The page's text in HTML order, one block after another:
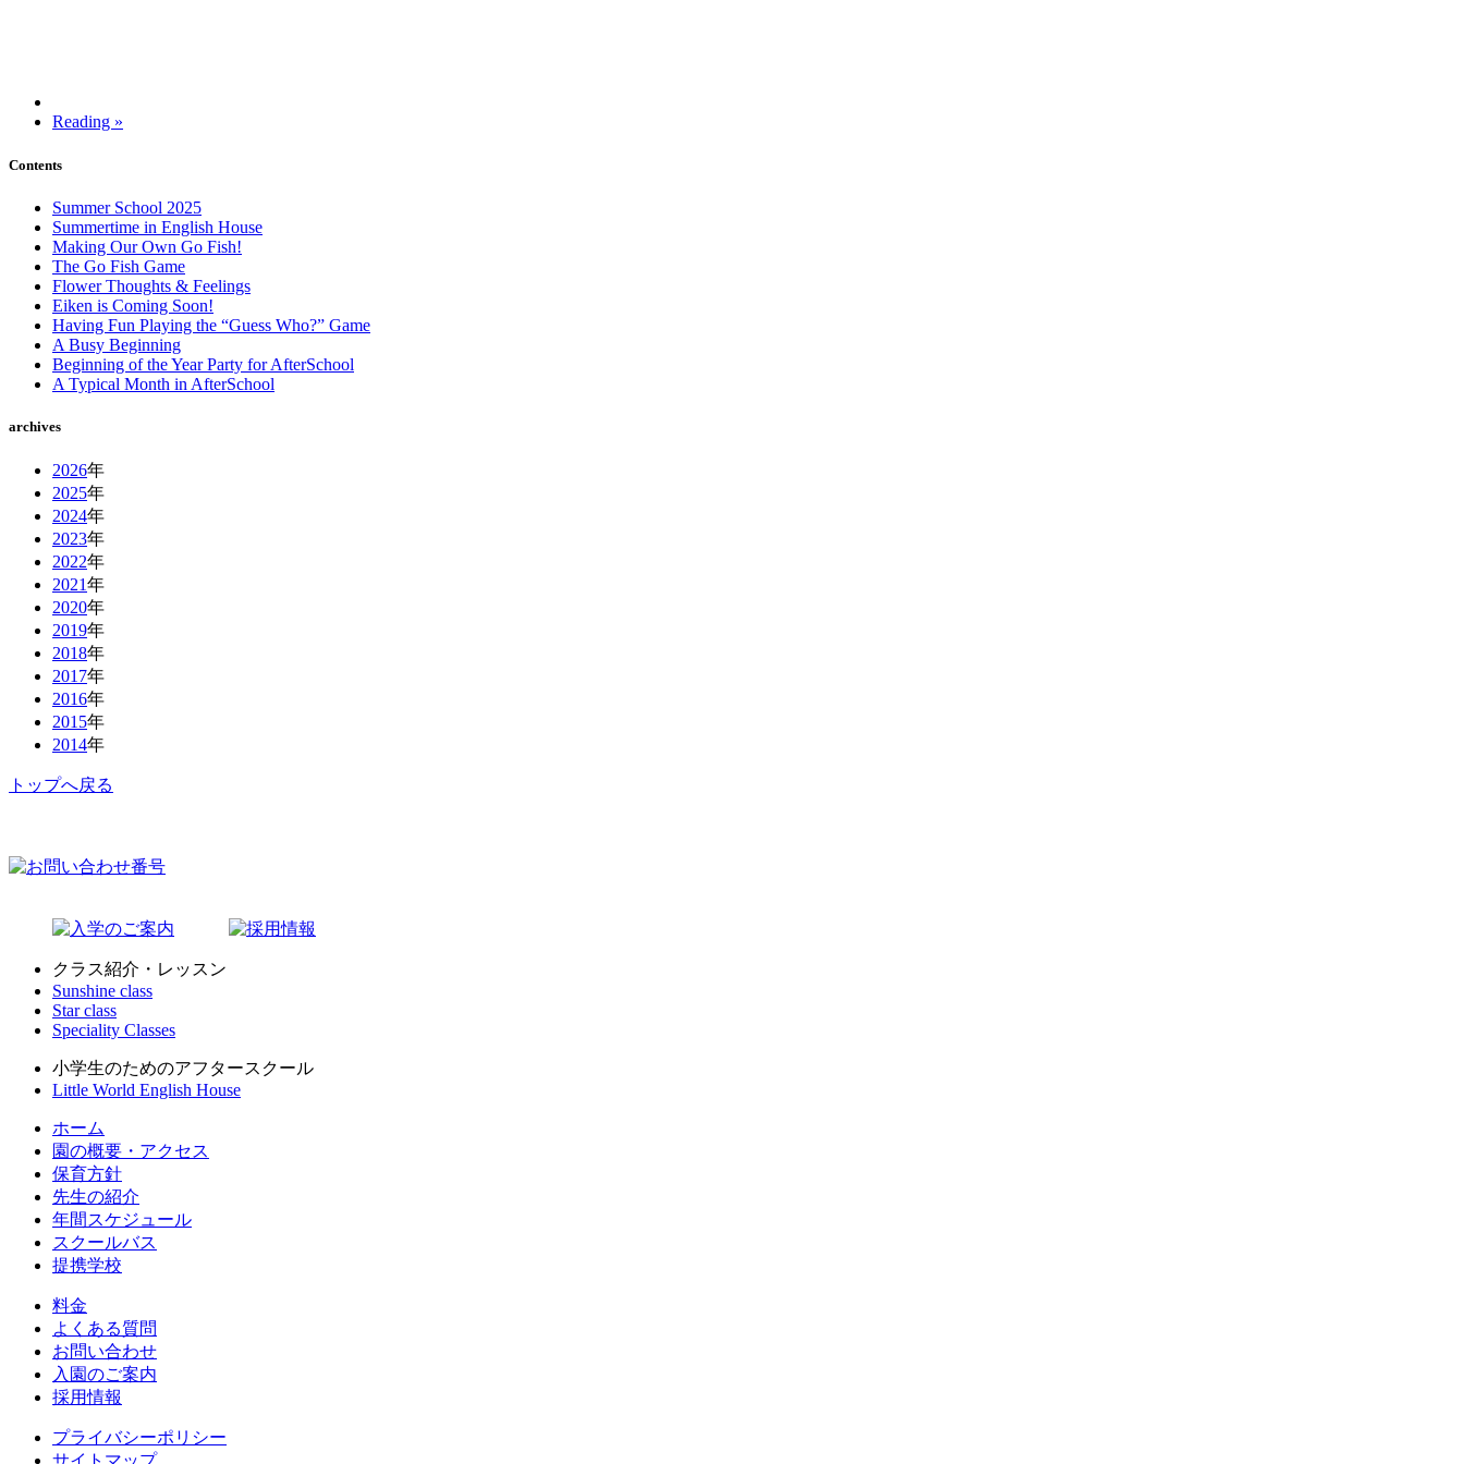
Reading »
Contents
Summer School 2025
Summertime in English House
Making Our Own Go Fish!
The Go Fish Game
Flower Thoughts & Feelings
Eiken is Coming Soon!
Having Fun Playing the “Guess Who?” Game
A Busy Beginning
Beginning of the Year Party for AfterSchool
A Typical Month in AfterSchool
archives
2026年
2025年
2024年
2023年
2022年
2021年
2020年
2019年
2018年
2017年
2016年
2015年
2014年
トップへ戻る
クラス紹介・レッスン
Sunshine class
Star class
Speciality Classes
小学生のためのアフタースクール
Little World English House
ホーム
園の概要・アクセス
保育方針
先生の紹介
年間スケジュール
スクールバス
提携学校
料金
よくある質問
お問い合わせ
入園のご案内
採用情報
プライバシーポリシー
サイトマップ